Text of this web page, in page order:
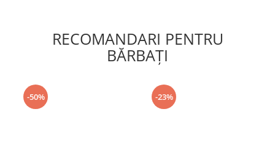
RECOMANDARI PENTRU
BĂRBAŢI
-50% -23%